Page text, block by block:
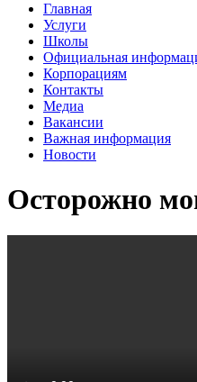
Главная
Услуги
Школы
Официальная
Корпорациям
Контакты
Медиа
Вакансии
Важная информация
Новости
Осторожно